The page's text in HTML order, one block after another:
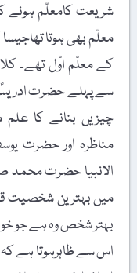
شریعت کامعلّم ہونے
معلّم بھی ہوتا
کے معلّم اوّل تھے۔
سے پہلے حضرت
چیزیں بنانے کا علم
مناظرہ اور حضرت
الانبیا حضرت محمد
میں بہترین شخصیت
بہتر شخص وہ ہے جو
اس سے ظاہرہوتا ہے کہ